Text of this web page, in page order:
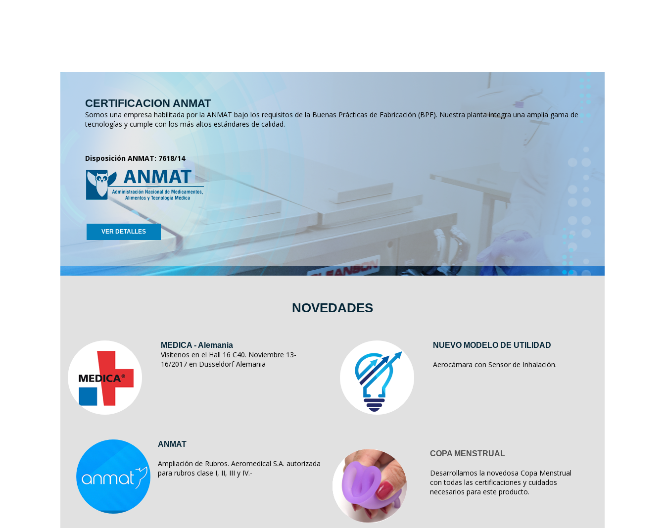
CERTIFICACION ANMAT
Somos una empresa habilitada por la ANMAT bajo los requisitos de la Buenas Prácticas de Fabricación (BPF). Nuestra planta integra una amplia gama de
tecnologías y cumple con los más altos estándares de calidad.
Disposición ANMAT: 7618/14
VER DETALLES
NOVEDADES
MEDICA - Alemania
Visítenos en el Hall 16 C40. Noviembre 13-
16/2017 en Dusseldorf Alemania
NUEVO MODELO DE UTILIDAD
Aerocámara con Sensor de Inhalación.
ANMAT
Ampliación de Rubros. Aeromedical S.A. autorizada
para rubros clase I, II, III y IV.-
COPA MENSTRUAL
Desarrollamos la novedosa Copa Menstrual
con todas las certificaciones y cuidados
necesarios para este producto.